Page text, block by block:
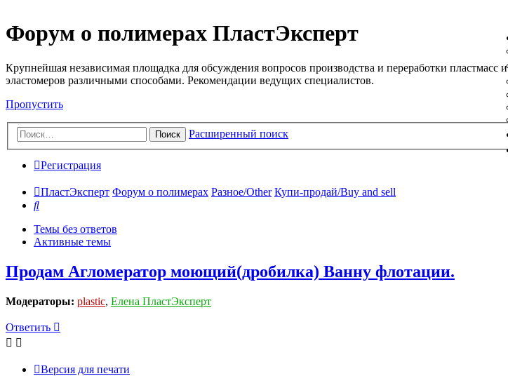
Форум о полимерах ПластЭксперт
Крупнейшая независимая площадка для обсуждения вопросов производства и переработки пластмасс и
эластомеров различными способами. Рекомендации ведущих специалистов.
Пропустить
Поиск Расширенный поиск
Регистрация
ПластЭксперт Форум о полимерах Разное/Other Купи-продай/Buy and sell
Поиск
Темы без ответов
Активные темы
Продам Агломератор моющий(дробилка) Ванну флотации.
Модераторы: plastic, Елена ПластЭксперт
Ответить
Версия для печати